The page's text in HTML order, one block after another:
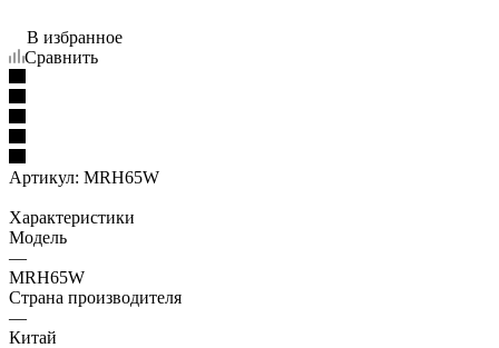
В избранное
Сравнить
Артикул: MRH65W
Характеристики
Модель
—
MRH65W
Страна производителя
—
Китай